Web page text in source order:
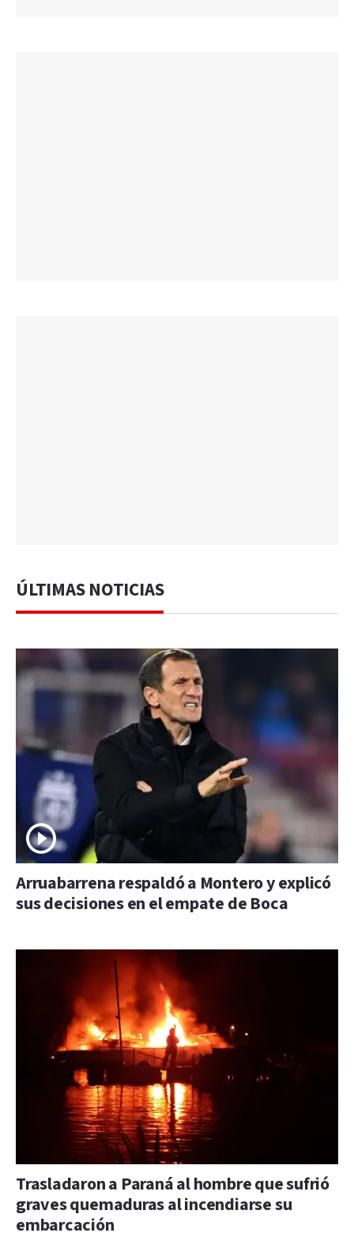
ÚLTIMAS NOTICIAS
Arruabarrena respaldó a Montero y explicó
sus decisiones en el empate de Boca
Trasladaron a Paraná al hombre que sufrió
graves quemaduras al incendiarse su
embarcación